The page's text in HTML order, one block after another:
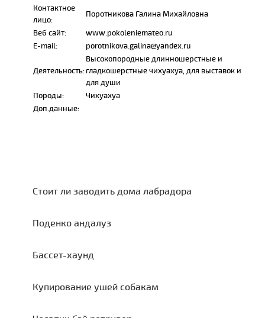
Контактное
лицо:
Поротникова Галина Михайловна
Веб сайт:
www.pokoleniemateo.ru
E-mail:
porotnikova.galina@yandex.ru
Деятельность:
Высокопородные длинношерстные и
гладкошерстные чихуахуа, для выставок и
для души
Породы:
Чихуахуа
Доп.данные:
Стоит ли заводить дома лабрадора
Поденко андалуз
Бассет-хаунд
Купирование ушей собакам